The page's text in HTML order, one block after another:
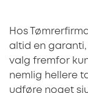
Hos
altid en
valg fremfor
nemlig hellere
udføre noget